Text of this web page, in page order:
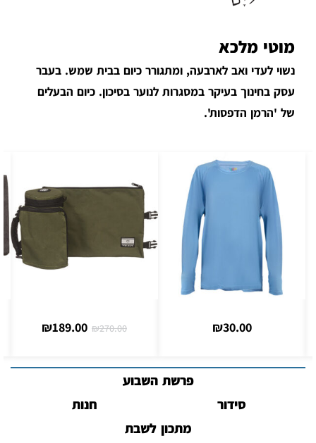
מוטי מלכא
נשוי לעדי ואב לארבעה, ומתגורר כיום בבית שמש. בעבר
עסק בחינוך בעיקר במסגרות לנוער בסיכון. כיום הבעלים
של 'הרמן הדפסות'.
₪270.00
189.00
₪140.00
₪118.00
פרשת השבוע
סידור
חנות
מתכון לשבת